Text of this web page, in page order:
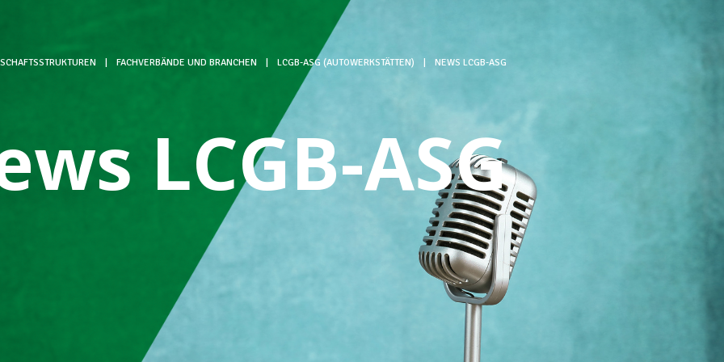
FACHVERBÄNDE UND BRANCHEN LCGB-ASG (AUTOWERKSTÄTTEN) NEWS LCGB-ASG
LCGB-ASG